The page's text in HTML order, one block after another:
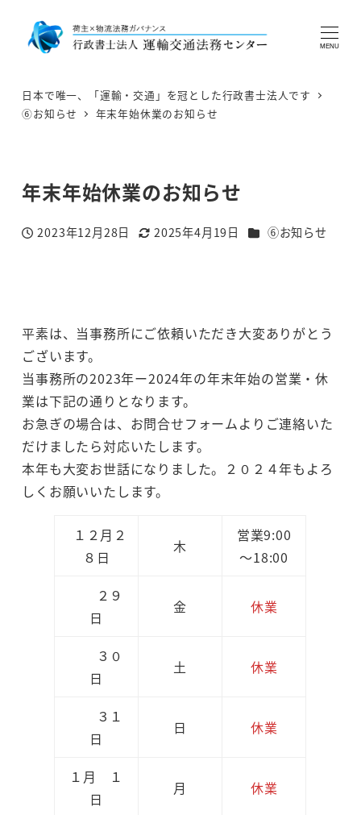
MENU
日本で唯一、「運輸・交通」を冠とした行政書士法人です
⑥お知らせ
年末年始休業のお知らせ
年末年始休業のお知らせ
投稿日
2023年12月28日
更新日
2025年4月19日 カテゴリー
⑥お知らせ
平素は、当事務所にご依頼いただき大変ありがとう
ございます。
当事務所の2023年ー2024年の年末年始の営業・休
業は下記の通りとなります。
お急ぎの場合は、お問合せフォームよりご連絡いた
だけましたら対応いたします。
本年も大変お世話になりました。２０２４年もよろ
しくお願いいたします。
１２月２
８日
木
営業9:00
～18:00
２９
日
金 休業
３０
日
土 休業
３１
日
日 休業
１月 １
日
月 休業